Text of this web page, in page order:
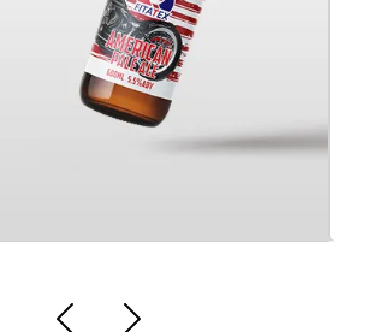
profissionais
em Minas